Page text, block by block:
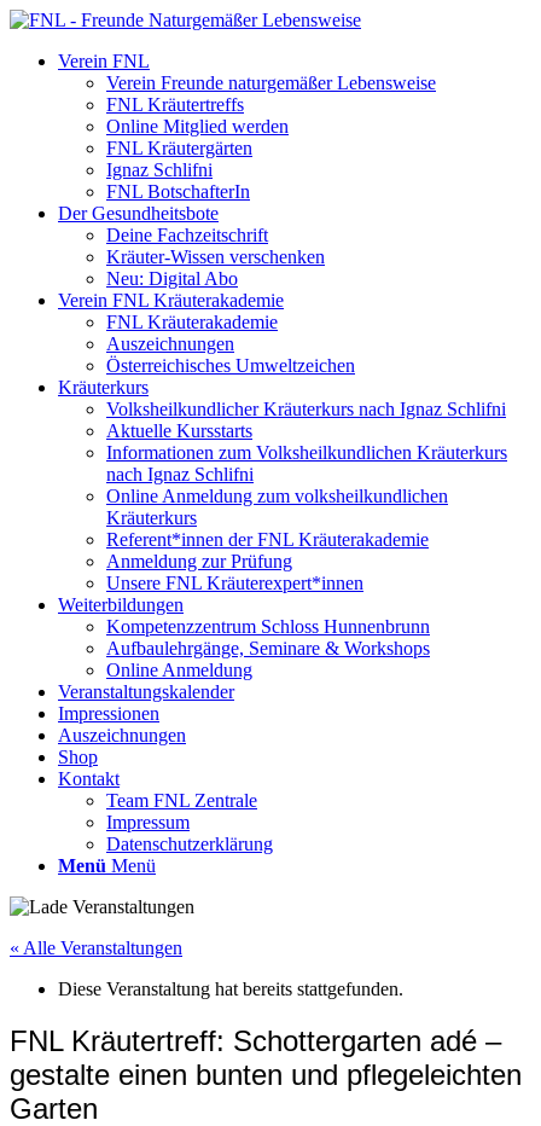
Verein FNL
Verein Freunde naturgemäßer Lebensweise
FNL Kräutertreffs
Online Mitglied werden
FNL Kräutergärten
Ignaz Schlifni
FNL BotschafterIn
Der Gesundheitsbote
Deine Fachzeitschrift
Kräuter-Wissen verschenken
Neu: Digital Abo
Verein FNL Kräuterakademie
FNL Kräuterakademie
Auszeichnungen
Österreichisches Umweltzeichen
Kräuterkurs
Volksheilkundlicher Kräuterkurs nach Ignaz Schlifni
Aktuelle Kursstarts
Informationen zum Volksheilkundlichen Kräuterkurs
nach Ignaz Schlifni
Online Anmeldung zum volksheilkundlichen
Kräuterkurs
Referent*innen der FNL Kräuterakademie
Anmeldung zur Prüfung
Unsere FNL Kräuterexpert*innen
Weiterbildungen
Kompetenzzentrum Schloss Hunnenbrunn
Aufbaulehrgänge, Seminare & Workshops
Online Anmeldung
Veranstaltungskalender
Impressionen
Auszeichnungen
Shop
Kontakt
Team FNL Zentrale
Impressum
Datenschutzerklärung
Menü Menü
« Alle Veranstaltungen
Diese Veranstaltung hat bereits stattgefunden.
FNL Kräutertreff: Schottergarten adé –
gestalte einen bunten und pflegeleichten
Garten